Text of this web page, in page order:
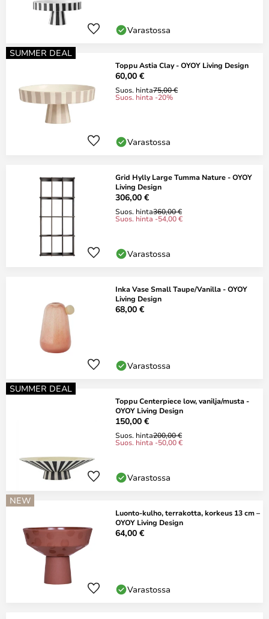
Varastossa
SUMMER DEAL
Toppu Astia Clay - OYOY Living Design
60,00 €
Suos. hinta75,00 €
Suos. hinta -20%
Varastossa
Grid Hylly Large Tumma Nature - OYOY
Living Design
306,00 €
Suos. hinta360,00 €
Suos. hinta -54,00 €
Varastossa
Inka Vase Small Taupe/Vanilla - OYOY
Living Design
68,00 €
Varastossa
SUMMER DEAL
Toppu Centerpiece low, vanilja/musta -
OYOY Living Design
150,00 €
Suos. hinta200,00 €
Suos. hinta -50,00 €
Varastossa
NEW
Luonto-kulho, terrakotta, korkeus 13 cm –
OYOY Living Design
64,00 €
Varastossa